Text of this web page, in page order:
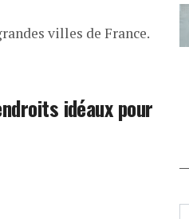
villes de France.
idéaux pour